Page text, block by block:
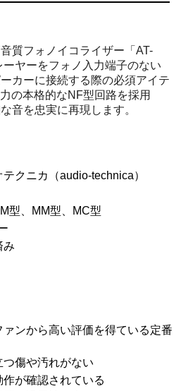
質フォノイコライザー「AT-
ヤーをフォノ入力端子のない
カーに接続する際の必須アイテ
の本格的なNF型回路を採用
音を忠実に再現します。
クニカ（audio-technica）
型、MM型、MC型
み
ンから高い評価を得ている定番
傷や汚れがない
が確認されている